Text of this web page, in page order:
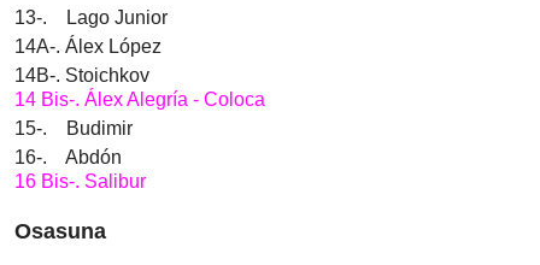
13-. Lago Junior
14A-. Álex López
14B-. Stoichkov
14 Bis-. Álex Alegría - Coloca
15-. Budimir
16-. Abdón
16 Bis-. Salibur
Osasuna